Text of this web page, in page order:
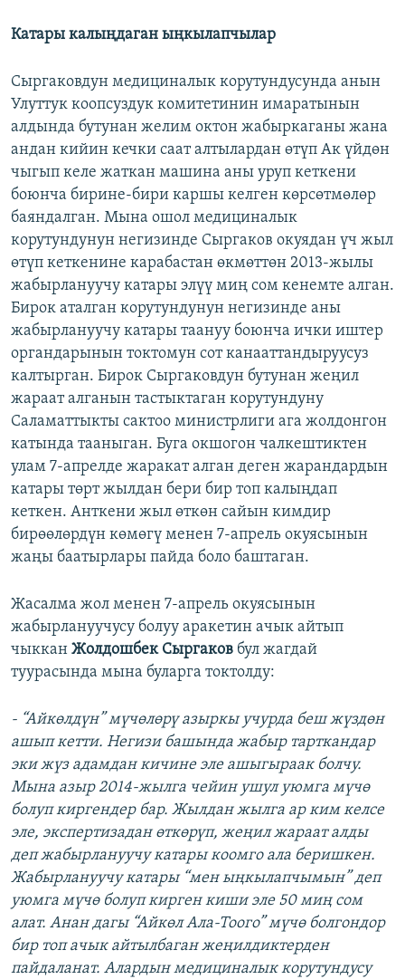
Катары калыңдаган ыңкылапчылар
Сыргаковдун медициналык корутундусунда анын
Улуттук коопсуздук комитетинин имаратынын
алдында бутунан желим октон жабыркаганы жана
андан кийин кечки саат алтылардан өтүп Ак үйдөн
чыгып келе жаткан машина аны уруп кеткени
боюнча бирине-бири каршы келген көрсөтмөлөр
баяндалган. Мына ошол медициналык
корутундунун негизинде Сыргаков окуядан үч жыл
өтүп кеткенине карабастан өкмөттөн 2013-жылы
жабырлануучу катары элүү миң сом кенемте алган.
Бирок аталган корутундунун негизинде аны
жабырлануучу катары таануу боюнча ички иштер
органдарынын токтомун сот канааттандыруусуз
калтырган. Бирок Сыргаковдун бутунан жеңил
жараат алганын тастыктаган корутундуну
Саламаттыкты сактоо министрлиги ага жолдонгон
катында тааныган. Буга окшогон чалкештиктен
улам 7-апрелде жаракат алган деген жарандардын
катары төрт жылдан бери бир топ калыңдап
кеткен. Анткени жыл өткөн сайын кимдир
бирөөлөрдүн көмөгү менен 7-апрель окуясынын
жаңы баатырлары пайда боло баштаган.
Жасалма жол менен 7-апрель окуясынын
жабырлануучусу болуу аракетин ачык айтып
чыккан Жолдошбек Сыргаков бул жагдай
туурасында мына буларга токтолду:
- “Айкөлдүн” мүчөлөрү азыркы учурда беш жүздөн
ашып кетти. Негизи башында жабыр тарткандар
эки жүз адамдан кичине эле ашыгыраак болчу.
Мына азыр 2014-жылга чейин ушул уюмга мүчө
болуп киргендер бар. Жылдан жылга ар ким келсе
эле, экспертизадан өткөрүп, жеңил жараат алды
деп жабырлануучу катары коомго ала беришкен.
Жабырлануучу катары “мен ыңкылапчымын” деп
уюмга мүчө болуп кирген киши эле 50 миң сом
алат. Анан дагы “Айкөл Ала-Тоого” мүчө болгондор
бир топ ачык айтылбаган жеңилдиктерден
пайдаланат. Алардын медициналык корутундусу